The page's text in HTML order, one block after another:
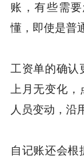
账，有些需
懂，即使是普
工资单的确认
上月无变化
人员变动，沿
自记账还会根